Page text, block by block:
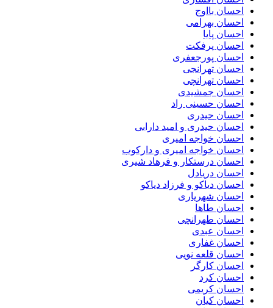
احسان بااوج
احسان بهرامی
احسان پایا
احسان پرفکت
احسان پورجعفری
احسان تهرانجی
احسان تهرانچی
احسان جمشیدی
احسان حسینی راد
احسان حیدری
احسان حیدری و امید دارابی
احسان خواجه امیری
احسان خواجه امیری و دارکوب
احسان درستكار و فرهاد شيرى
احسان دریادل
احسان دیاکو و فرزاد دیاکو
احسان شهریاری
احسان طاها
احسان طهرانچی
احسان عبدی
احسان غفاری
احسان قلعه نویی
احسان کارگر
احسان کرد
احسان کریمی
احسان کیان